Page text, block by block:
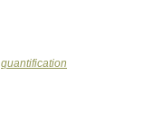
quantification